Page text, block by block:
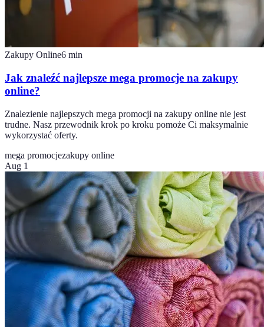
Zakupy Online6 min
Jak znaleźć najlepsze mega promocje na zakupy
online?
Znalezienie najlepszych mega promocji na zakupy online nie jest
trudne. Nasz przewodnik krok po kroku pomoże Ci maksymalnie
wykorzystać oferty.
mega promocjezakupy online
Aug 1